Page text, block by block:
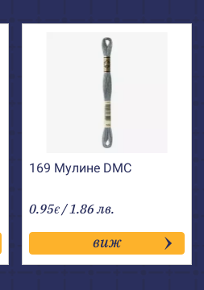
169 Мулине DMC
0.95€ / 1.86 лв.
виж